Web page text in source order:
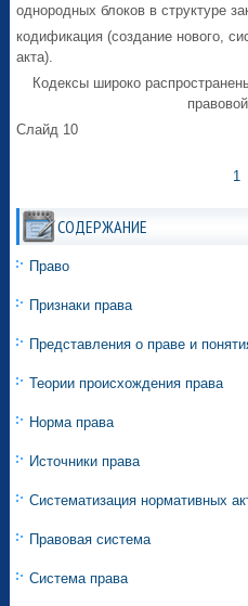
однородных блоков в структуре
кодификация (создание нового,
акта).
Кодексы широко
Слайд 10
1
СОДЕРЖАНИЕ
Право
Признаки права
Представления о праве и
Теории происхождения права
Норма права
Источники права
Систематизация нормативных
Правовая система
Система права